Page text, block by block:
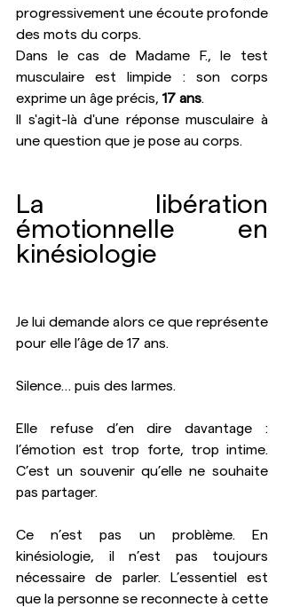
progressivement une écoute profonde
des mots du corps.
Dans le cas de Madame F., le test
musculaire est limpide : son corps
exprime un âge précis, 17 ans.
Il s'agit-là d'une réponse musculaire à
une question que je pose au corps.
La libération
émotionnelle en
kinésiologie
Je lui demande alors ce que représente
pour elle l’âge de 17 ans.
Silence… puis des larmes.
Elle refuse d’en dire davantage :
l’émotion est trop forte, trop intime.
C’est un souvenir qu’elle ne souhaite
pas partager.
Ce n’est pas un problème. En
kinésiologie, il n’est pas toujours
nécessaire de parler. L’essentiel est
que la personne se reconnecte à cette